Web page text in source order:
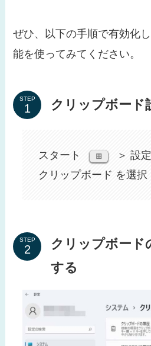
ぜひ、以下の手順で有効化
能を使ってみてください。
STEP クリップボード
スタート ⊞
＞ 設
クリップボード を選択
STEP
クリップボード
する